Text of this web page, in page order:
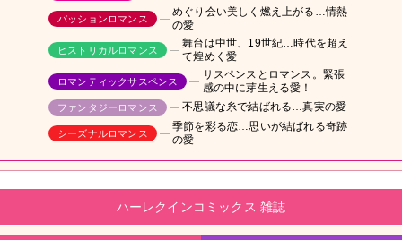
パッションロマンス
めぐり会い美しく燃え上がる…情熱
の愛
ヒストリカルロマンス
舞台は中世、19世紀…時代を超え
て煌めく愛
ロマンティックサスペンス
サスペンスとロマンス。緊張
感の中に芽生える愛！
ファンタジーロマンス 不思議な糸で結ばれる…真実の愛
シーズナルロマンス
季節を彩る恋…思いが結ばれる奇跡
の愛
ハーレクインコミックス 雑誌